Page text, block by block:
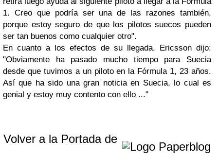
1. Creo que podría ser una de las razones también,
porque estoy seguro de que los pilotos suecos pueden
ser tan buenos como cualquier otro".
En cuanto a los efectos de su llegada, Ericsson dijo:
"Obviamente ha pasado mucho tiempo para Suecia
desde que tuvimos a un piloto en la Fórmula 1, 23 años.
Así que ha sido una gran noticia en Suecia, lo cual es
genial y estoy muy contento con ello ..."
Volver a la Portada de